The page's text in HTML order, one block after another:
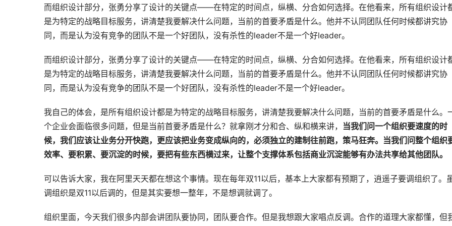
而组织设计部分，张勇分享了设计的关键点——在特定的时间点，纵横、分合如何选择。在他看来，所有组织设计
是为特定的战略目标服务，讲清楚我要解决什么问题，当前的首要矛盾是什么。他并不认同团队任何时候都讲究协
同，而是认为没有竞争的团队不是一个好团队，没有杀性的leader不是一个好leader。
而组织设计部分，张勇分享了设计的关键点——在特定的时间点，纵横、分合如何选择。在他看来，所有组织设计
是为特定的战略目标服务，讲清楚我要解决什么问题，当前的首要矛盾是什么。他并不认同团队任何时候都讲究协
同，而是认为没有竞争的团队不是一个好团队，没有杀性的leader不是一个好leader。
我自己的体会，是所有组织设计都是为特定的战略目标服务，讲清楚我要解决什么问题，当前的首要矛盾是什么。
个企业会面临很多问题，但是当前首要矛盾是什么？就拿刚才分和合、纵和横来讲， 当我们问一个组织要速度的时
候，我们应该让业务分开快跑，更应该把业务变成纵向的，必须独立的建制往前跑，策马狂奔。当我们问整个组织
效率、要积累、要沉淀的时候，要把有些东西横过来，让整个支撑体系包括商业沉淀能够有办法共享给其他团队。
可以告诉大家，我在阿里天天都在想这个事情。现在每年双11以后，基本上大家都有预期了，逍遥子要调组织了。
调组织是双11以后调的，但是其实要想一整年，不是想调就调了。
组织里面，今天我们很多内部会讲团队要协同，团队要合作。但是我想跟大家唱点反调。合作的道理大家都懂，但